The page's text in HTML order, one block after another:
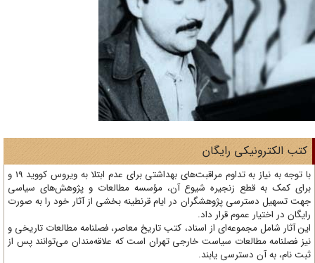
الکترونیکی رایگان
با توجه به نیاز به تداوم مراقبت‌های بهداشتی برای عدم ابتلا به ویروس کووید 19 و
کمک به قطع زنجیره شیوع آن، مؤسسه مطالعات و پژوهش‌های سیاسی
تسهیل دسترسی پژوهشگران در ایام قرنطینه بخشی از آثار خود را به صورت
در اختیار عموم قرار داد.
آثار شامل مجموعه‌ای از اسناد، کتب تاریخ معاصر، فصلنامه‌ مطالعات تاریخی و
فصلنامه مطالعات سیاست خارجی تهران است که علاقه‌مندان می‌توانند پس از
نام، به آن دسترسی یابند.